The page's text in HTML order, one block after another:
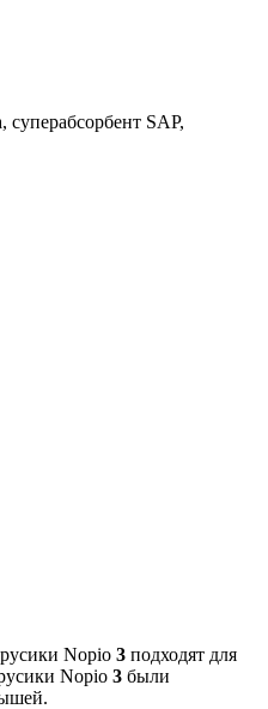
SAP,
Nopio 3 подходят для
Nopio 3 были